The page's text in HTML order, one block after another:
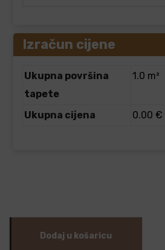
Izračun cijene
Ukupna površina
tapete
1.0 m²
Ukupna cijena 0.00 €
Dodaj u košaricu